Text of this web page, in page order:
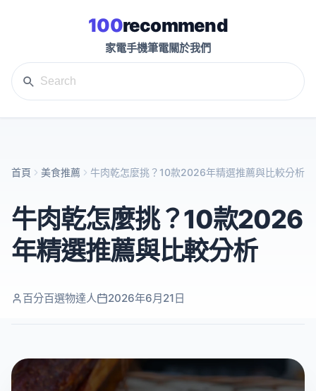
100recommend
家電手機筆電關於我們
首頁 美食推薦 牛肉乾怎麼挑？10款2026年精選推薦與比較分析
牛肉乾怎麼挑？10款2026
年精選推薦與比較分析
百分百選物達人 2026年6月21日